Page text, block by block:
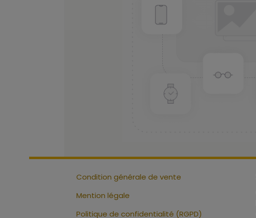
Condition générale de vente
Mention légale
Politique de confidentialité (RGPD)